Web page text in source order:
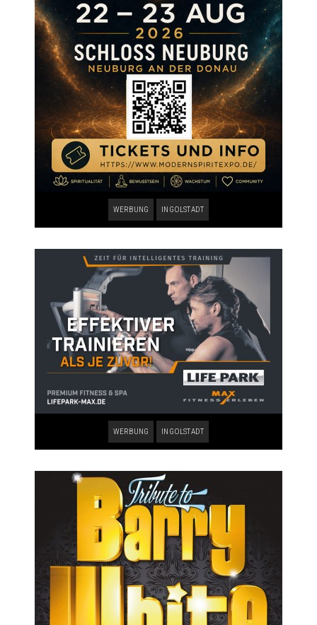
WERBUNG INGOLSTADT
WERBUNG INGOLSTADT